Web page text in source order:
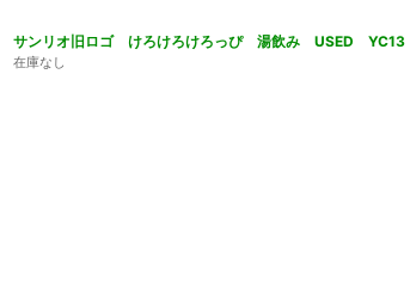
サンリオ旧ロゴ けろけろけろっぴ 湯飲み USED YC13
在庫なし